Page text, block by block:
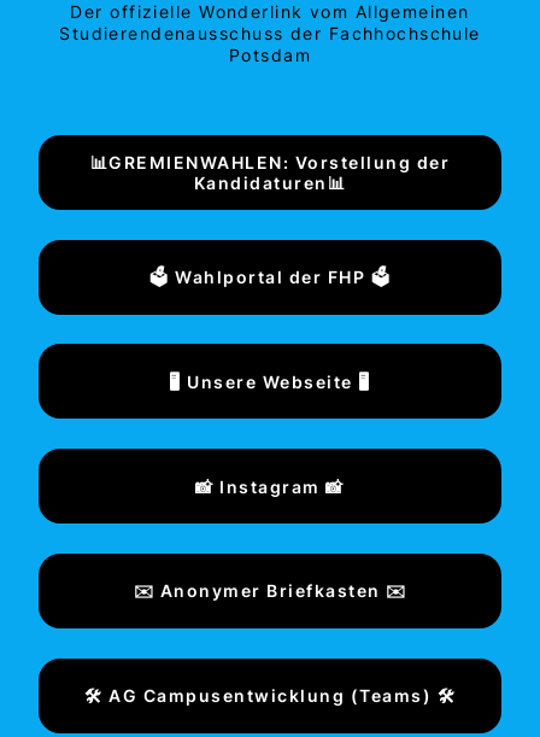
Der offizielle Wonderlink vom Allgemeinen
Studierendenausschuss der Fachhochschule
Potsdam
📊GREMIENWAHLEN: Vorstellung der
Kandidaturen📊
🗳️ Wahlportal der FHP 🗳️
🖥️ Unsere Webseite 🖥️
📸 Instagram 📸
✉️ Anonymer Briefkasten ✉️
🛠️ AG Campusentwicklung (Teams) 🛠️